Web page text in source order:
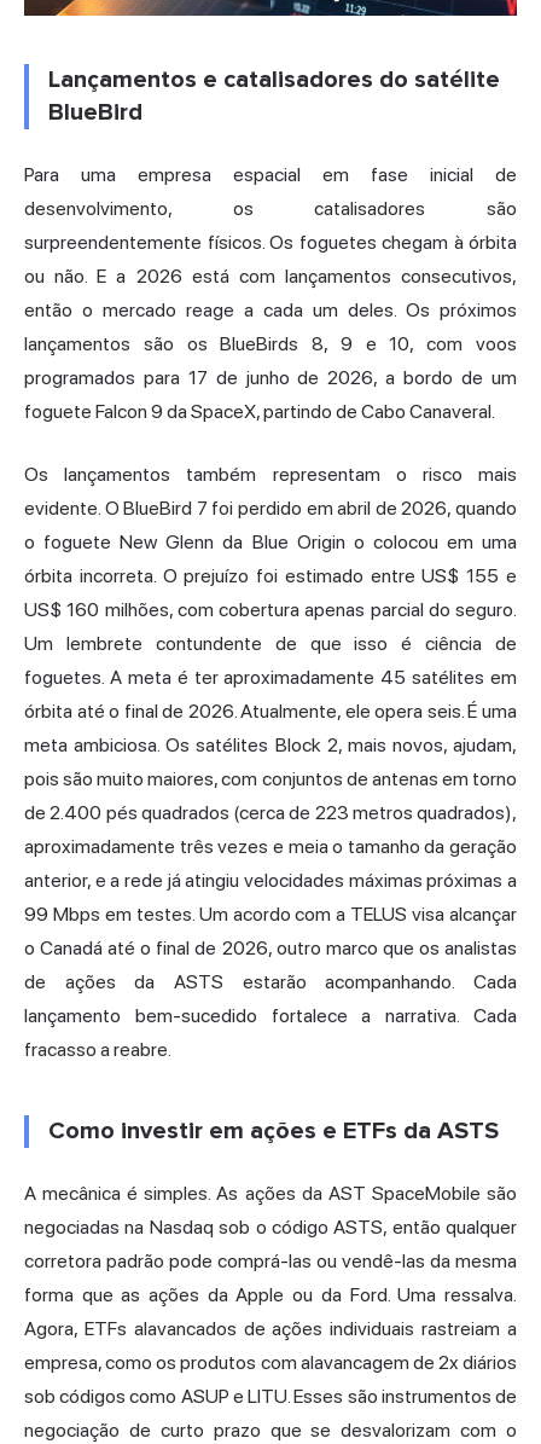
Lançamentos e catalisadores do satélite
BlueBird
Para uma empresa espacial em fase inicial de
desenvolvimento, os catalisadores são
surpreendentemente físicos. Os foguetes chegam à órbita
ou não. E a 2026 está com lançamentos consecutivos,
então o mercado reage a cada um deles. Os próximos
lançamentos são os BlueBirds 8, 9 e 10, com voos
programados para 17 de junho de 2026, a bordo de um
foguete Falcon 9 da SpaceX, partindo de Cabo Canaveral.
Os lançamentos também representam o risco mais
evidente. O BlueBird 7 foi perdido em abril de 2026, quando
o foguete New Glenn da Blue Origin o colocou em uma
órbita incorreta. O prejuízo foi estimado entre US$ 155 e
US$ 160 milhões, com cobertura apenas parcial do seguro.
Um lembrete contundente de que isso é ciência de
foguetes. A meta é ter aproximadamente 45 satélites em
órbita até o final de 2026. Atualmente, ele opera seis. É uma
meta ambiciosa. Os satélites Block 2, mais novos, ajudam,
pois são muito maiores, com conjuntos de antenas em torno
de 2.400 pés quadrados (cerca de 223 metros quadrados),
aproximadamente três vezes e meia o tamanho da geração
anterior, e a rede já atingiu velocidades máximas próximas a
99 Mbps em testes. Um acordo com a TELUS visa alcançar
o Canadá até o final de 2026, outro marco que os analistas
de ações da ASTS estarão acompanhando. Cada
lançamento bem-sucedido fortalece a narrativa. Cada
fracasso a reabre.
Como investir em ações e ETFs da ASTS
A mecânica é simples. As ações da AST SpaceMobile são
negociadas na Nasdaq sob o código ASTS, então qualquer
corretora padrão pode comprá-las ou vendê-las da mesma
forma que as ações da Apple ou da Ford. Uma ressalva.
Agora, ETFs alavancados de ações individuais rastreiam a
empresa, como os produtos com alavancagem de 2x diários
sob códigos como ASUP e LITU. Esses são instrumentos de
negociação de curto prazo que se desvalorizam com o